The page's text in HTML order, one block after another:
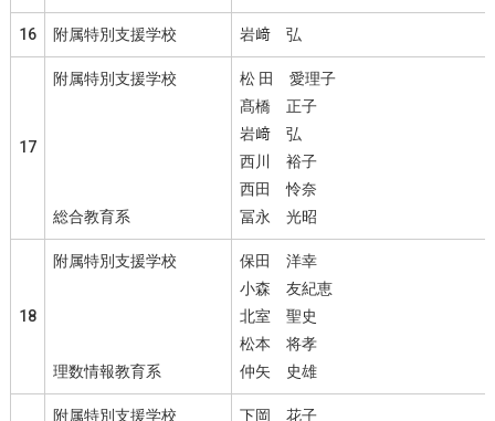
16 附属特別支援学校 岩﨑 弘
17
附属特別支援学校
総合教育系
松 田 愛理子
髙橋 正子
岩﨑 弘
西川 裕子
西田 怜奈
冨永 光昭
18
附属特別支援学校
理数情報教育系
保田 洋幸
小森 友紀恵
北室 聖史
松本 将孝
仲矢 史雄
附属特別支援学校 下岡 花子